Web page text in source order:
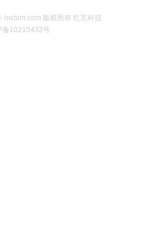
版权所有 红瓦科技
备10215432号